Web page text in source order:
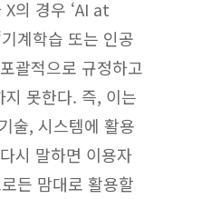
의 경우 ‘AI at
계학습 또는 인공
괄적으로 규정하고
못한다. 즉, 이는
술, 시스템에 활용
시 말하면 이용자
든 맘대로 활용할